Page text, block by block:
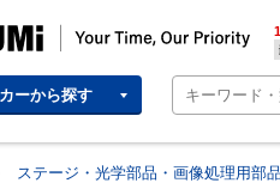
Our Priority
ーから探す
ステージ・光学部品・画像処理用部品